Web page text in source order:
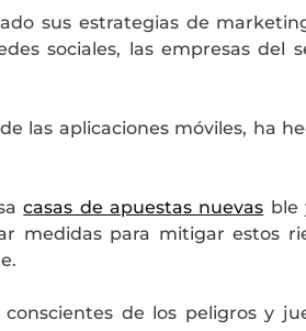
sus estrategias de
sociales, las empresas
las aplicaciones móviles, ha
casas de apuestas nuevas ble
medidas para mitigar estos
de los peligros y